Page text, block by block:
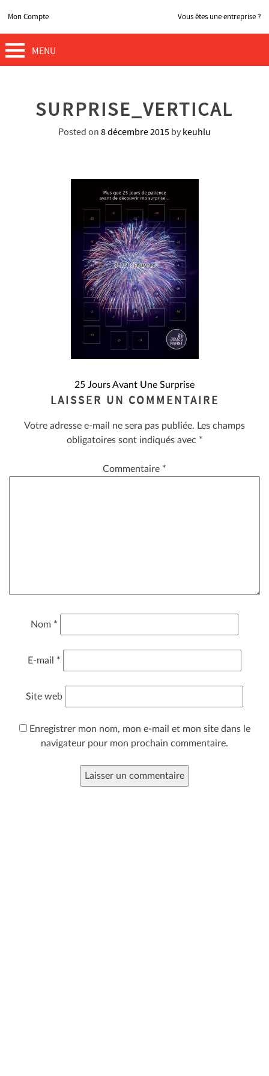
Mon Compte Vous êtes une entreprise ?
MENU
SURPRISE_VERTICAL
Posted on 8 décembre 2015 by keuhlu
NAVIGATION
L’ARTICLE
25 Jours Avant Une Surprise
LAISSER UN COMMENTAIRE
Votre adresse e-mail ne sera pas publiée. Les champs
obligatoires sont indiqués avec *
Commentaire *
Nom *
E-mail *
Site web
Enregistrer mon nom, mon e-mail et mon site dans le
navigateur pour mon prochain commentaire.